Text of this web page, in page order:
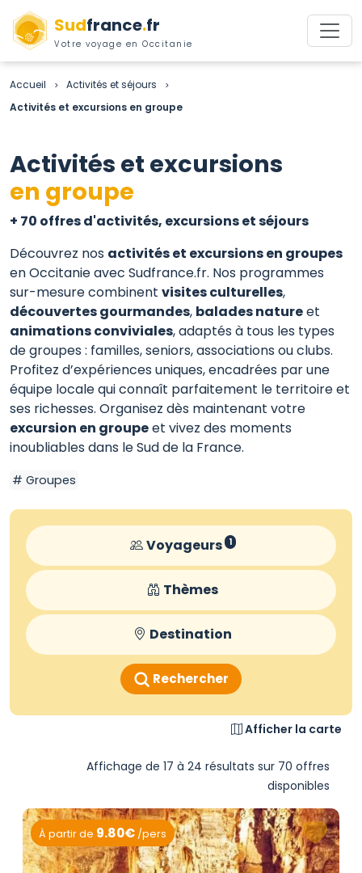
Sudfrance.fr
Votre voyage en Occitanie
Accueil > Activités et séjours >
Activités et excursions en groupe
Activités et excursions
en groupe
+ 70 offres d'activités, excursions et séjours
Découvrez nos activités et excursions en groupes
en Occitanie avec Sudfrance.fr. Nos programmes
sur-mesure combinent visites culturelles,
découvertes gourmandes, balades natureet
animations conviviales, adaptés à tous les types
de groupes : familles, seniors, associations ou clubs.
Profitez d’expériences uniques, encadrées par une
équipe locale qui connaît parfaitement le territoire et
ses richesses. Organisez dès maintenant votre
excursion en groupeet vivez des moments
inoubliables dans le Sud de la France.
Groupes
Voyageurs 1
Thèmes
Destination
Rechercher
Afficher la carte
Affichage de 17 à 24 résultats sur 70 offres
disponibles
À partir de 9.80€ /pers